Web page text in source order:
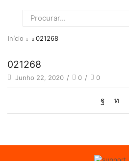
Search
Início 021268
021268
Junho 22, 2020 / 0 / 0